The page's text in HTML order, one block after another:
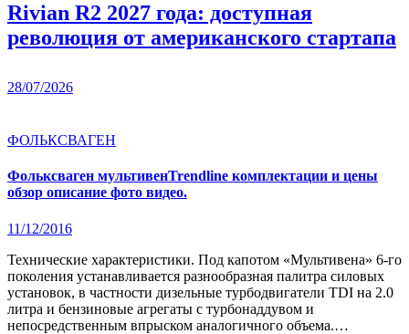
Rivian R2 2027 года: доступная
революция от американского стартапа
28/07/2026
ФОЛЬКСВАГЕН
Фольксваген мультивенTrendline комплектации и цены
обзор описание фото видео.
11/12/2016
Технические характеристики. Под капотом «Мультивена» 6-го
поколения устанавливается разнообразная палитра силовых
установок, в частности дизельные турбодвигатели TDI на 2.0
литра и бензиновые агрегаты с турбонаддувом и
непосредственным впрыском аналогичного объема.…